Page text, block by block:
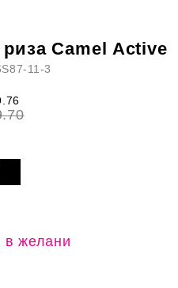
Camel Active
11-3
в желани